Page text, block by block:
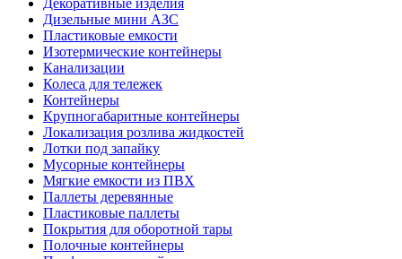
Дизельные мини АЗС
Пластиковые емкости
Изотермические контейнеры
Канализации
Колеса для тележек
Контейнеры
Крупногабаритные контейнеры
Локализация розлива жидкостей
Лотки под запайку
Мусорные контейнеры
Мягкие емкости из ПВХ
Паллеты деревянные
Пластиковые паллеты
Покрытия для оборотной тары
Полочные контейнеры